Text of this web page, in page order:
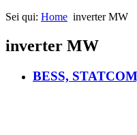
Sei qui: Home inverter MW
inverter MW
BESS,